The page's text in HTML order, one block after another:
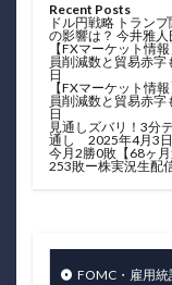
Recent Posts
ドル円戦略 トラン
の影響は？ 今井雅
【FXマーケット情
員削減数と貿易赤
日
【FXマーケット情
員削減数と貿易赤
日
見通しズバリ！3分
通し 2025年4月3日
今月2勝0敗【68ヶ
253敗ー株実況生配
FOMC・雇用統